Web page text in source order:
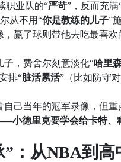
职业队的“严苛”，反而充满
从不用“你是教练的儿子”
赢了球则带他去吃最喜欢
子，费舍尔刻意淡化“哈里
排“脏活累活”（比如防守
自己当年的冠军录像，但重
小德里克要学会给卡特、
：从NBA到高